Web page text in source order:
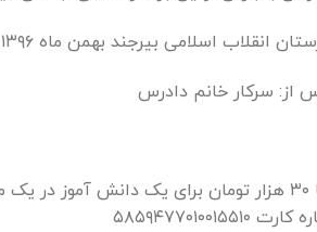
انقلاب اسلامی بیرجند بهمن ماه ۱۳۹۶
از: سرکار خانم دادرس
۵۸۵۹۴۷۷۰۱۰۰۱۵۵۱۰